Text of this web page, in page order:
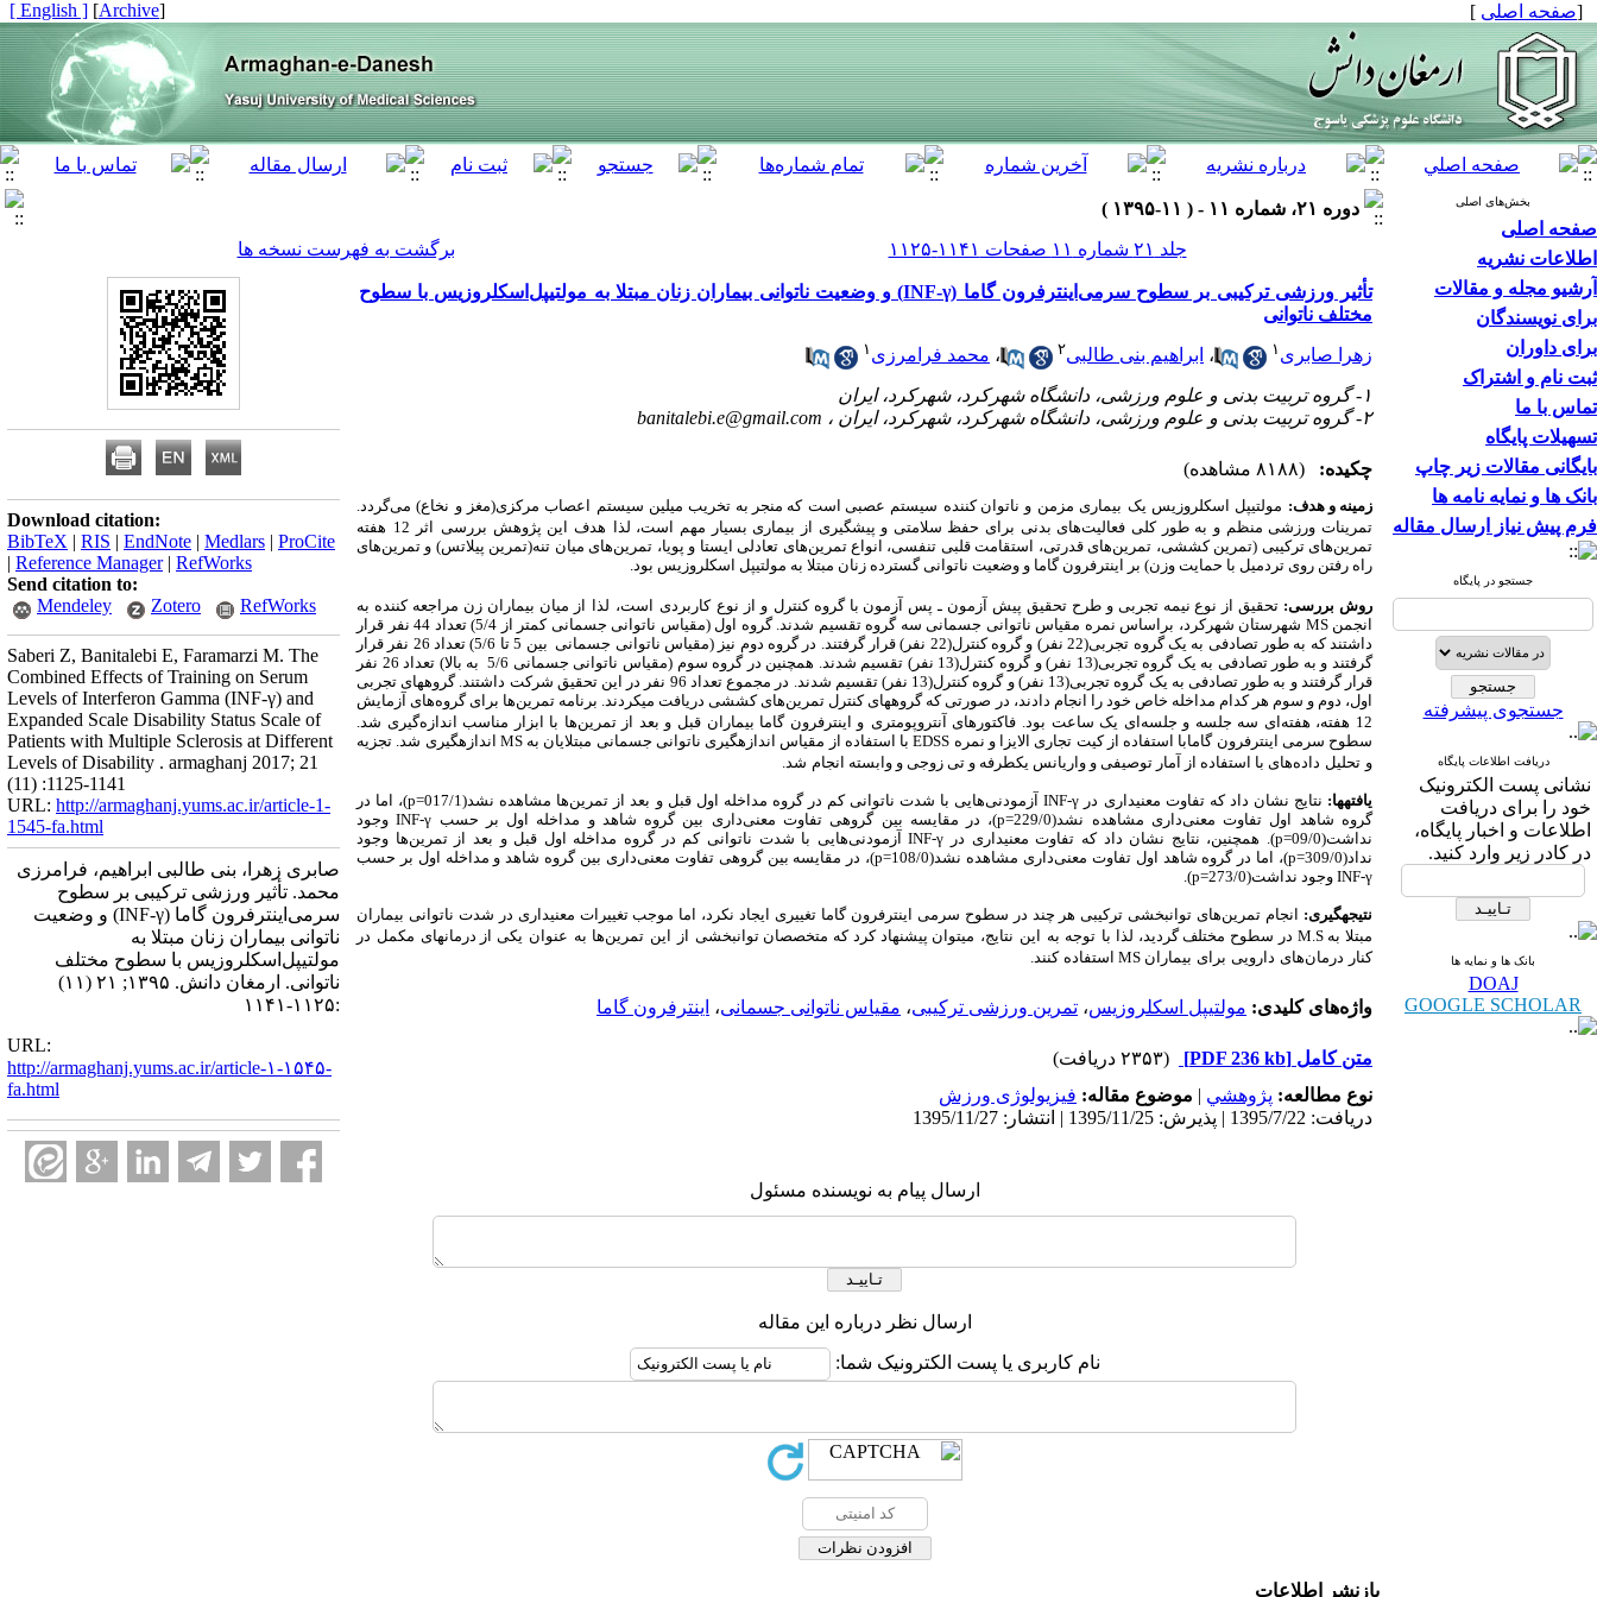
[صفحه اصلی ]
[
Archive
]
[ English ]
بخش‌های اصلی
صفحه اصلی
اطلاعات نشریه
آرشیو مجله و مقالات
برای نویسندگان
برای داوران
ثبت نام و اشتراک
تماس با ما
تسهیلات پایگاه
بایگانی مقالات زیر چاپ
بانک ها و نمایه نامه ها
فرم پیش نیاز ارسال مقاله
جستجو در پایگاه
جستجوی پیشرفته
دریافت اطلاعات پایگاه
نشانی پست الکترونیک
خود را برای دریافت
اطلاعات و اخبار پایگاه،
در کادر زیر وارد کنید.
بانک ها و نمایه ها
DOAJ
GOOGLE SCHOLAR
دوره ۲۱، شماره ۱۱ - ( ۱۱-۱۳۹۵ )
جلد ۲۱ شماره ۱۱ صفحات ۱۱۴۱-۱۱۲۵
برگشت به فهرست نسخه ها
تأثیر ورزشی ترکیبی بر سطوح سرمی‌اینترفرون گاما (INF-γ) و وضعیت ناتوانی بیماران زنان مبتلا به مولتیپل‌اسکلروزیس با سطوح
مختلف ناتوانی
زهرا صابری ۱ ، ابراهیم بنی طالبی۲ ، محمد فرامرزی ۱
۱- گروه تربیت بدنی و علوم ورزشی، دانشگاه شهرکرد، شهرکرد، ایران
۲- گروه تربیت بدنی و علوم ورزشی، دانشگاه شهرکرد، شهرکرد، ایران ،
banitalebi.e@gmail.com
چکیده: (۸۱۸۸ مشاهده)
زمینه و هدف: مولتیپل اسکلروزیس یک بیماری مزمن و ناتوان ‌کننده سیستم عصبی است که منجر به تخریب میلین سیستم اعصاب مرکزی(مغز و نخاع) می‌گردد.
تمرینات ورزشی منظم و به طور کلی فعالیت‌های بدنی برای حفظ سلامتی و پیشگیری از بیماری بسیار مهم است، لذا
هدف این پژوهش بررسی اثر 12 هفته
تمرین‌های ترکیبی (تمرین کششی، تمرین‌های قدرتی، استقامت قلبی تنفسی، انواع تمرین‌های تعادلی ایستا و پویا، تمرین‌های میان تنه(تمرین پیلاتس) و تمرین‌های
راه رفتن روی تردمیل با حمایت وزن) بر اینترفرون گاما و وضعیت ناتوانی گسترده زنان مبتلا به مولتیپل اسکلروزیس بود.
روش بررسی: تحقیق از نوع نیمه تجربی و طرح تحقیق پیش آزمون ـ پس آزمون با گروه کنترل و از نوع کاربردی است، لذا از
میان بیماران زن مراجعه ‌کننده به
انجمنMS
شهرستان شهرکرد، براساس نمره مقیاس ناتوانی جسمانی سه گروه تقسیم شدند. گروه اول (مقیاس ناتوانی جسمانی کمتر از 5/4) تعداد 44 نفر قرار
داشتند که به طور تصادفی به یک گروه تجربی(22 نفر) و گروه کنترل(22 نفر) قرار گرفتند. در گروه دوم نیز (مقیاس ناتوانی جسمانی بین 5 تا 5/6) تعداد 26 نفر قرار
گرفتند و به طور تصادفی به یک گروه تجربی(13 نفر) و گروه کنترل(13 نفر) تقسیم شدند. همچنین در گروه سوم (مقیاس ناتوانی جسمانی 5/6 به بالا) تعداد 26 نفر
قرار گرفتند و به طور تصادفی به یک گروه تجربی(13 نفر) و گروه کنترل(13 نفر) تقسیم شدند. در مجموع تعداد 96 نفر در این تحقیق شرکت داشتند. گروه­های تجربی
اول، دوم و سوم هر کدام مداخله خاص خود را انجام دادند، در صورتی­ که گروه­های کنترل تمرین‌های کششی دریافت می­کردند. برنامه تمرین‌ها برای گروه‌های آزمایش
12 هفته، هفته‌ای سه جلسه و جلسه‌ای یک ساعت بود. فاکتورهای آنتروپومتری
و اینترفرون گاما بیماران قبل و بعد از تمرین‌ها با ابزار مناسب اندازه‌گیری شد.
سطوح سرمی‌ اینترفرون گامابا استفاده از کیت تجاری الایزا و نمره EDSSبا استفاده از مقیاس اندازه­گیری ناتوانی جسمانی مبتلایان بهMS اندازه­گیری شد. تجزیه
و تحلیل داده‌های با استفاده از آمار توصیفی و واریانس یک­طرفه و تی زوجی و وابسته انجام شد.
یافته­ها: نتایج نشان داد که تفاوت معنی­داری در INF-γآزمودنی‌هایی با شدت ناتوانی کم در گروه مداخله اول قبل و بعد از تمرین‌ها مشاهده نشد(017/1= p)، اما در
گروه شاهد اول تفاوت معنی‌داری مشاهده نشد(229/0=
p)، در مقایسه بین گروهی تفاوت معنی‌داری بین گروه شاهد و مداخله اول بر حسب INF-γوجود
نداشت(09/0=
p). همچنین، نتایج نشان داد که تفاوت معنی­داری در INF-γآزمودنی‌هایی با شدت ناتوانی کم در گروه مداخله اول قبل و بعد از تمرین‌ها وجود
نداد(309/0=
p)، اما در گروه شاهد اول تفاوت معنی‌داری مشاهده نشد(108/0= p)، در مقایسه بین گروهی تفاوت معنی‌داری بین گروه شاهد و مداخله اول بر حسب
INF-γ وجود نداشت(273/0= p
).
نتیجه­گیری: انجام تمرین‌های توانبخشی ترکیبی هر چند در سطوح سرمی‌ اینترفرون گاما تغییری ایجاد نکرد، اما موجب تغییرات معنی­داری در شدت ناتوانی بیماران
مبتلا بهM.S در سطوح مختلف گردید، لذا با توجه به این نتایج، می­توان پیشنهاد کرد که متخصصان توانبخشی از این تمرین‌ها به عنوان یکی از درمان­های مکمل در
کنار
درمان‌های دارویی برای بیماران MS استفاده کنند.
واژه‌های کلیدی: مولتیپل اسکلروزیس، تمرین ورزشی ترکیبی، مقیاس ناتوانی جسمانی، اینترفرون گاما
متن کامل [PDF 236 kb]
(۲۳۵۳ دریافت)
نوع مطالعه: پژوهشي | موضوع مقاله: فیزیولوژی ورزش
دریافت: 1395/7/22 | پذیرش: 1395/11/25 | انتشار: 1395/11/27
ارسال پیام به نویسنده مسئول
ارسال نظر درباره این مقاله
نام کاربری یا پست الکترونیک شما:
Download citation:
BibTeX | RIS | EndNote | Medlars | ProCite
| Reference Manager| RefWorks
Send citation to:
Mendeley
Zotero RefWorks
Saberi Z, Banitalebi E, Faramarzi M. The
Combined Effects of Training on Serum
Levels of Interferon Gamma (INF-γ) and
Expanded Scale Disability Status Scale of
Patients with Multiple Sclerosis at Different
Levels of Disability . armaghanj 2017; 21
(11) :1125-1141
URL: http://armaghanj.yums.ac.ir/article-1-
1545-fa.html
صابری زهرا، بنی طالبی ابراهیم، فرامرزی
محمد. تأثیر ورزشی ترکیبی بر سطوح
سرمی‌اینترفرون گاما (INF-γ) و وضعیت
ناتوانی بیماران زنان مبتلا به
مولتیپل‌اسکلروزیس با سطوح مختلف
ناتوانی. ارمغان دانش. ۱۳۹۵; ۲۱ (۱۱)
:۱۱۲۵-۱۱۴۱
URL:
http://armaghanj.yums.ac.ir/article-۱-۱۵۴۵-
fa.html
بازنشر اطلاعات